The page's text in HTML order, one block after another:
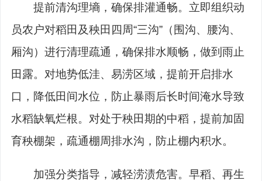
提前清沟理墒，确保排灌通畅。 立即组织动
员农户对稻田及秧田四周“三沟”（围沟、腰沟、
厢沟）进行清理疏通，确保排水顺畅，做到雨止
田露。对地势低洼、易涝区域，提前开启排水
口，降低田间水位，防止暴雨后长时间淹水导致
水稻缺氧烂根。对处于秧田期的中稻，提前加固
育秧棚架，疏通棚周排水沟，防止棚内积水。
加强分类指导，减轻涝渍危害。 早稻、再生